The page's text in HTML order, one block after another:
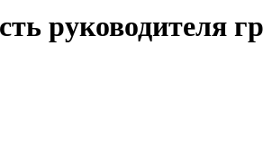
руководителя